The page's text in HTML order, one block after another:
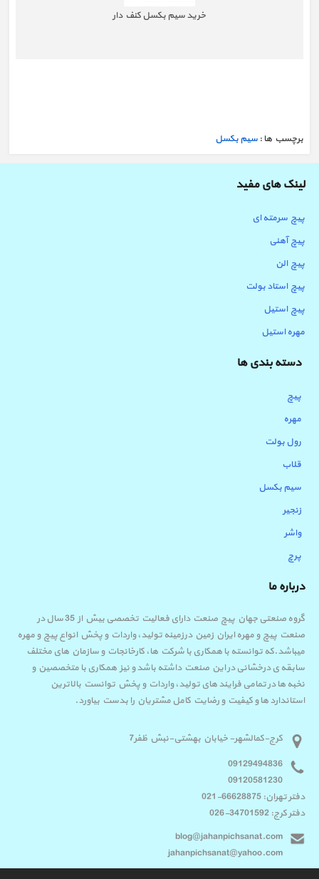
خرید سیم بکسل کنف دار
برچسب ها : سیم بکسل
لینک های مفید
پیچ سرمته ای
پیچ آهنی
پیچ الن
پیچ استاد بولت
پیچ استیل
مهره استیل
دسته بندی ها
پیچ
مهره
رول بولت
قلاب
سیم بکسل
زنجیر
واشر
پرچ
درباره ما
گروه صنعتی جهان پیچ صنعت دارای فعالیت تخصصی بیش از 35 سال در
صنعت پیچ و مهره ایران زمین درزمینه تولید، واردات و پخش انواع پیچ و مهره
میباشد.که توانسته با همکاری با شرکت ها، کارخانجات و سازمان های مختلف
سابقه ی درخشانی در این صنعت داشته باشد و نیز همکاری با متخصصین و
نخبه ها در تمامی فرایند های تولید، واردات و پخش توانست بالاترین
استاندارد ها و کیفیت و رضایت کامل مشتریان را بدست بیاورد.
کرج-کمالشهر- خیابان بهشتی-نبش ظفر7
09129494836
09120581230
دفتر تهران: 66628875-021
دفتر کرج: 34701592-026
blog@jahanpichsanat.com
jahanpichsanat@yahoo.com